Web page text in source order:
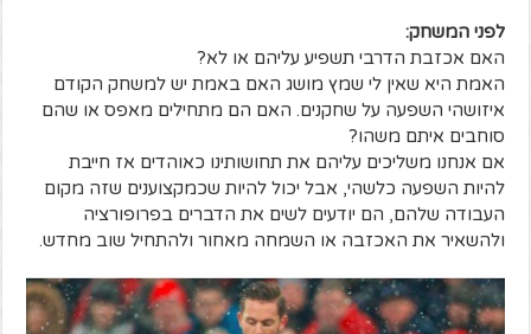
לפני המשחק:
האם אכזבת הדרבי תשפיע עליהם או לא?
האמת היא שאין לי שמץ מושג האם באמת יש למשחק הקודם
איזושהי השפעה על שחקנים. האם הם מתחילים מאפס או שהם
סוחבים איתם משהו?
אם אנחנו משליכים עליהם את תחושותינו כאוהדים אז חייבת
להיות השפעה כלשהי, אבל יכול להיות שכמקצוענים שזה מקום
העבודה שלהם, הם יודעים לשים את הדברים בפרופורציה
ולהשאיר את האכזבה או השמחה מאחור ולהתחיל שוב מחדש.